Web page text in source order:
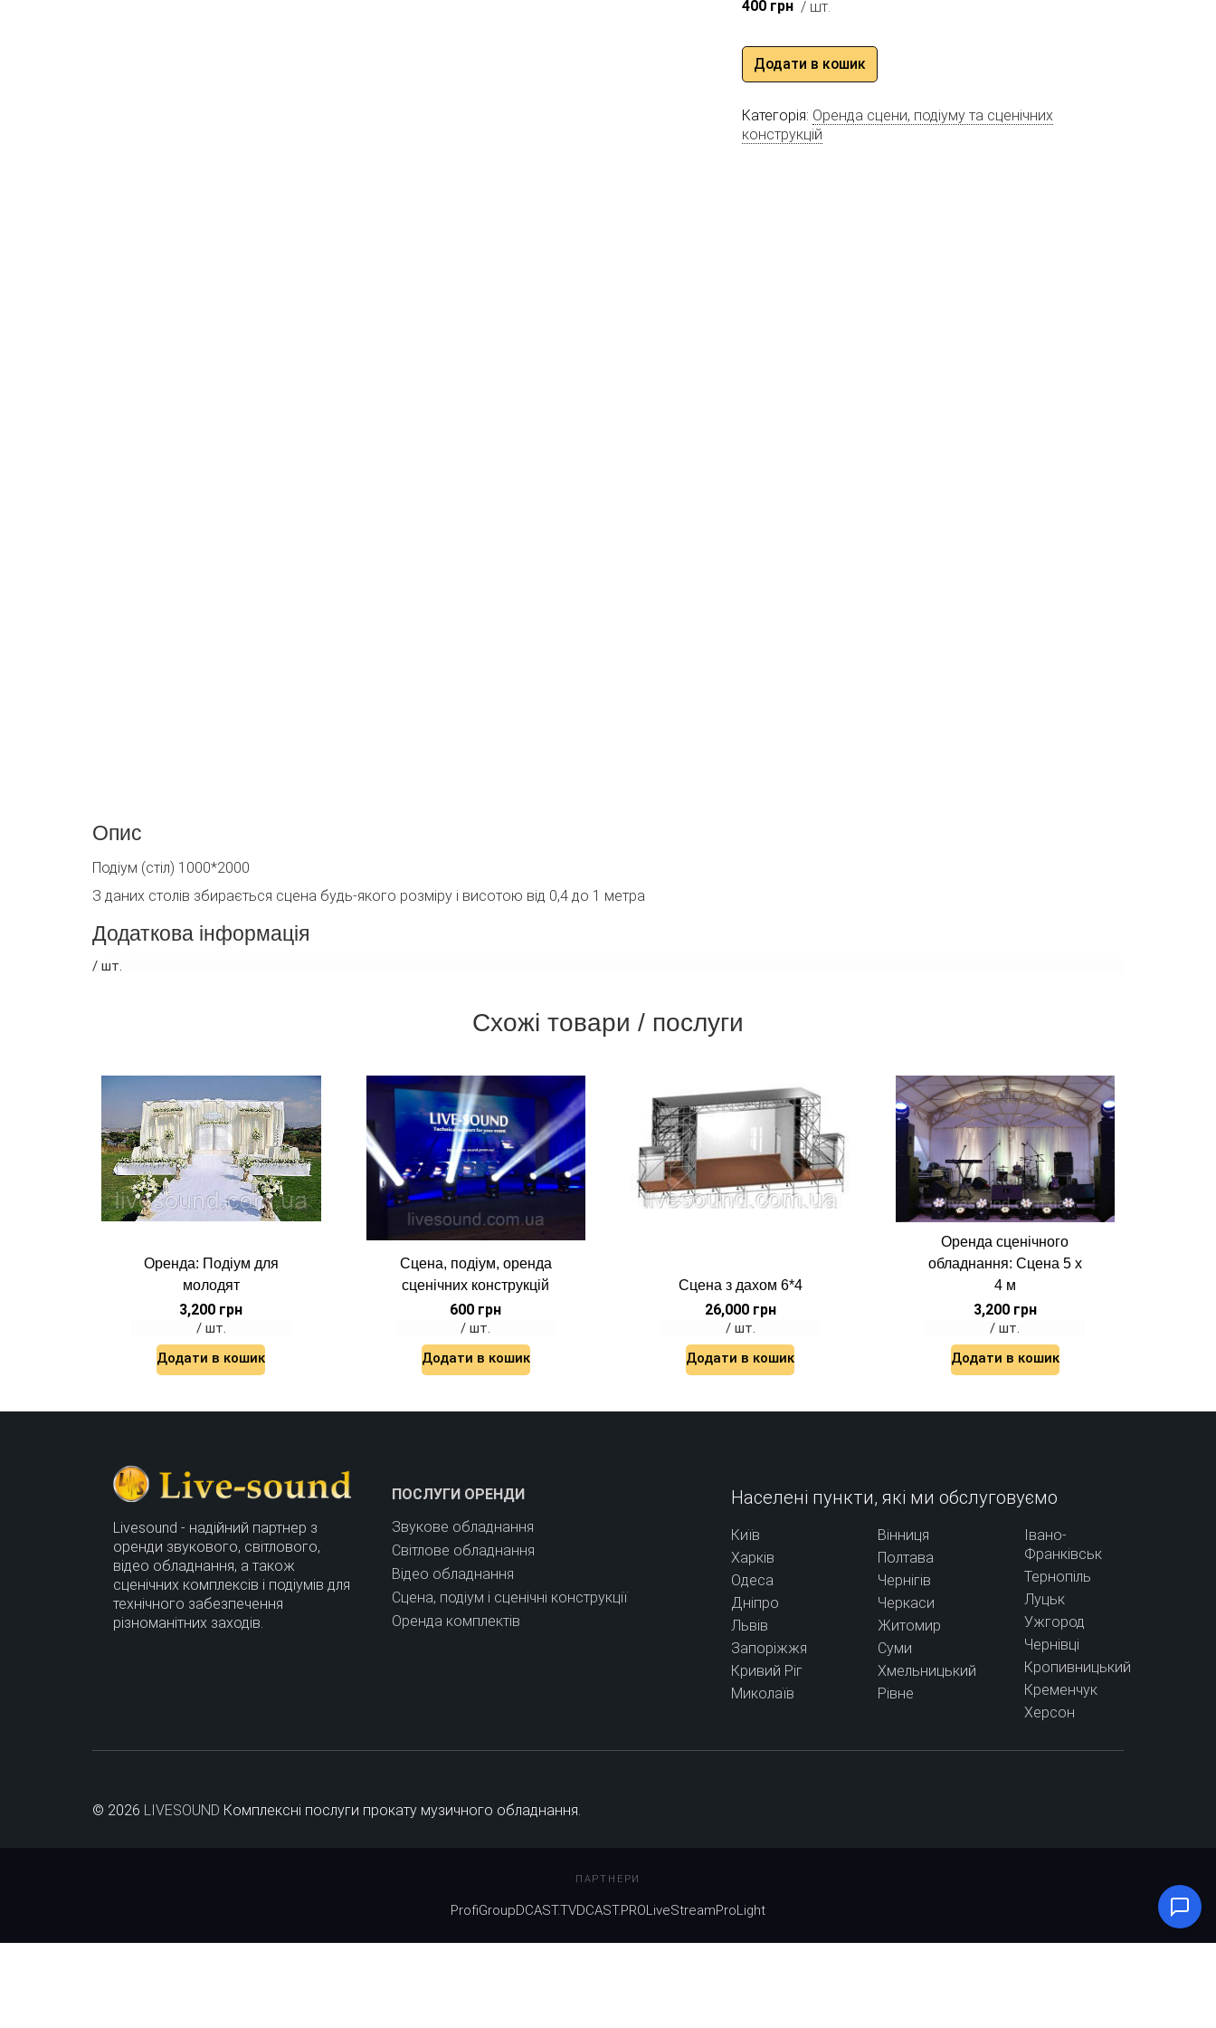
400 грн / шт.
Додати в кошик
Категорія: Оренда сцени, подіуму та сценічних
конструкцій
Опис
Подіум (стіл) 1000*2000
З даних столів збирається сцена будь-якого розміру і висотою від 0,4 до 1 метра
Додаткова інформація
/ шт.
Схожі товари / послуги
Оренда: Подіум для
молодят
3,200 грн
/ шт.
Додати в кошик
Сцена, подіум, оренда
сценічних конструкцій
600 грн
/ шт.
Додати в кошик
Сцена з дахом 6*4
26,000 грн
/ шт.
Додати в кошик
Оренда сценічного
обладнання: Сцена 5 х
4 м
3,200 грн
/ шт.
Додати в кошик
Livesound - надійний партнер з
оренди звукового, світлового,
відео обладнання, а також
сценічних комплексів і подіумів для
технічного забезпечення
різноманітних заходів.
ПОСЛУГИ ОРЕНДИ
Звукове обладнання
Світлове обладнання
Відео обладнання
Сцена, подіум і сценічні конструкції
Оренда комплектів
Населені пункти, які ми обслуговуємо
Київ
Харків
Одеса
Дніпро
Львів
Запоріжжя
Кривий Ріг
Миколаїв
Вінниця
Полтава
Чернігів
Черкаси
Житомир
Суми
Хмельницький
Рівне
Івано-
Франківськ
Тернопіль
Луцьк
Ужгород
Чернівці
Кропивницький
Кременчук
Херсон
© 2026 LIVESOUND Комплексні послуги прокату музичного обладнання.
ПАРТНЕРИ
ProfiGroupDCAST.TVDCAST.PROLiveStreamProLight